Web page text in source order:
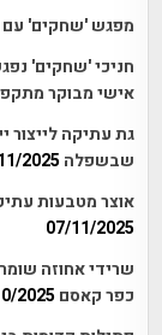
מפגש 'שחקים' עם
חניכי 'שחקים'
אישי מבוקר מתקפת
גת עתיקה לייצור
שבשפלה 2025
אוצר מטבעות
07/11/2025
כפר קאסם 2025